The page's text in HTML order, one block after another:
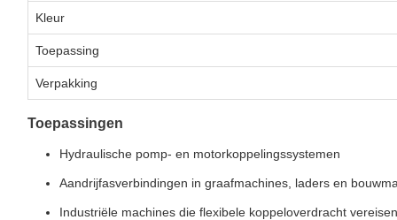
Kleur
Toepassing
Verpakking
Toepassingen
Hydraulische pomp- en motorkoppelingssystemen
Aandrijfasverbindingen in graafmachines, laders en
Industriële machines die flexibele koppeloverdracht vereisen